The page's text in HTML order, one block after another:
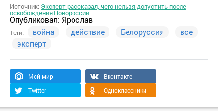
Источник: Эксперт рассказал, чего нельзя допустить после
освобождения Новороссии
Опубликовал: Ярослав
Теги: война действие Белоруссия
все
эксперт
Мой мир
Вконтакте
Twitter
Одноклассники